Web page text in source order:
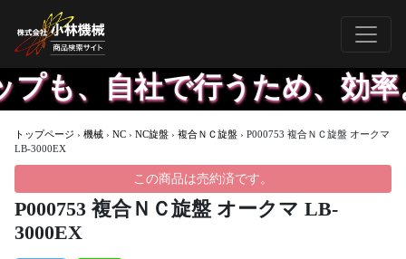
自社で行うため、効率よく
トップページ › 機械 › NC › NC旋盤 › 複合ＮＣ旋盤 › P000753 複合ＮＣ旋盤 オークマ
LB-3000EX
この商品は売約済です。
P000753 複合ＮＣ旋盤 オークマ LB-
3000EX